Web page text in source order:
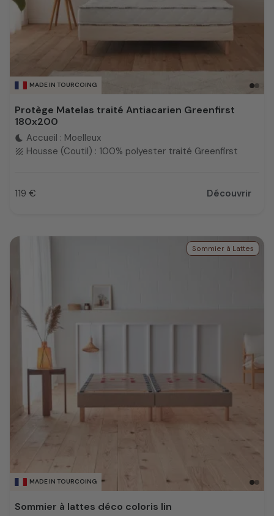
MADE IN TOURCOING
Protège Matelas traité Antiacarien Greenfirst
180x200
bedtime Accueil : Moelleux
texture Housse (Coutil) : 100% polyester traité Greenfirst
Prix
119 € Découvrir
MADE IN TOURCOING
Sommier à Lattes
Sommier à lattes déco coloris lin